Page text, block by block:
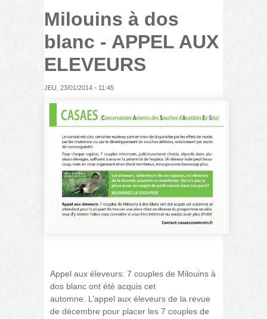
Milouins à dos
blanc - APPEL AUX
ELEVEURS
JEU, 23/01/2014 - 11:45
Appel aux éleveurs: 7 couples de Milouins à
dos blanc ont été acquis cet
automne. L’appel aux éleveurs de la revue
de décembre pour placer les 7 couples de